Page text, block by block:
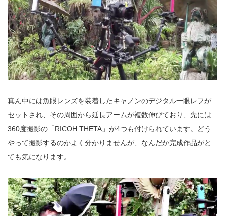
真ん中には魚眼レンズを装着したキャノンのデジタル一眼レフが
セットされ、その周囲から延長アームが複数伸びており、先には
360度撮影の「RICOH THETA」が4つも付けられています。どう
やって撮影するのかよく分かりませんが、なんだか完成作品がと
ても気になります。